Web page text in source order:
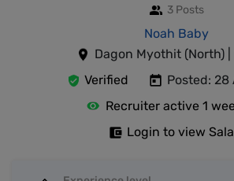
3 Posts
Noah Baby
Dagon Myothit (North) |
Verified
Posted: 28
Recruiter active 1
Login to view